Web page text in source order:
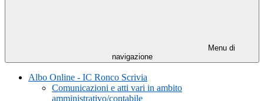
Menu di
navigazione
Albo Online - IC Ronco Scrivia
Comunicazioni e atti vari in ambito
amministrativo/contabile